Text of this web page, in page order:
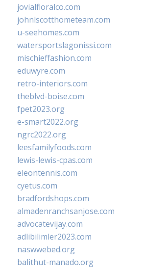
jovialfloralco.com
johnlscotthometeam.com
u-seehomes.com
watersportslagonissi.com
mischieffashion.com
eduwyre.com
retro-interiors.com
theblvd-boise.com
fpet2023.org
e-smart2022.org
ngrc2022.org
leesfamilyfoods.com
lewis-lewis-cpas.com
eleontennis.com
cyetus.com
bradfordshops.com
almadenranchsanjose.com
advocatevijay.com
adlibilimler2023.com
naswwebed.org
balithut-manado.org